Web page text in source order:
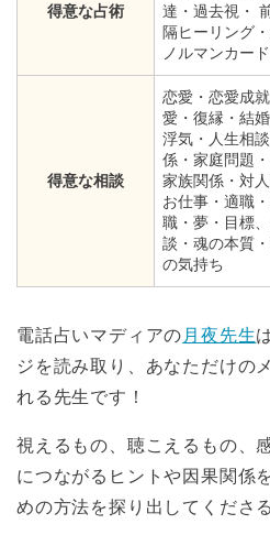
得意な占術
達・過去視・
隔ヒーリング
ノルマンカー
得意な相談
恋愛・恋愛成
愛・復縁・結
浮気・人生相
係・家庭問題
家族関係・対
お仕事・適職
職・夢・目標
談・魂の本質
の気持ち
電話占いマディアの 月夜先生
ジを読み取り、あなただけの
れる先生です！
視えるもの、聴こえるもの、
につながるヒントや因果関係
めの方法を探り出してくださ